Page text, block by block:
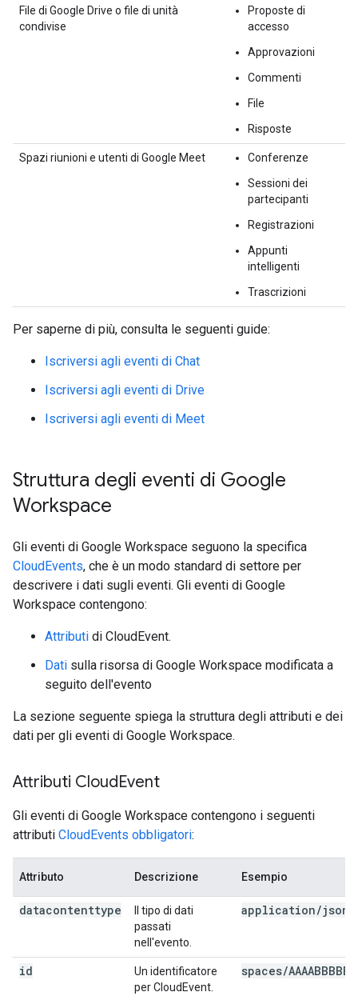
File di Google Drive o file di unità
condivise
Proposte di
accesso
Approvazioni
Commenti
File
Risposte
Spazi riunioni e utenti di Google Meet
Conferenze
Sessioni dei
partecipanti
Registrazioni
Appunti
intelligenti
Trascrizioni
Per saperne di più, consulta le seguenti guide:
Iscriversi agli eventi di Chat
Iscriversi agli eventi di Drive
Iscriversi agli eventi di Meet
Struttura degli eventi di Google
Workspace
Gli eventi di Google Workspace seguono la specifica
CloudEvents, che è un modo standard di settore per
descrivere i dati sugli eventi. Gli eventi di Google
Workspace contengono:
Attributi di CloudEvent.
Dati sulla risorsa di Google Workspace modificata a
seguito dell'evento
La sezione seguente spiega la struttura degli attributi e dei
dati per gli eventi di Google Workspace.
Attributi CloudEvent
Gli eventi di Google Workspace contengono i seguenti
attributi CloudEvents obbligatori:
Attributo Descrizione Esempio
datacontenttype
Il tipo di dati
passati
nell'evento.
application/json
id
Un identificatore
per CloudEvent.
spaces/